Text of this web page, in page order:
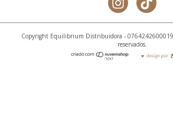
Copyright Equilibrium Distribuidora -
reservados.